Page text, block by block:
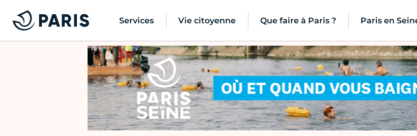
Services Vie citoyenne Que faire à Paris ? Paris en